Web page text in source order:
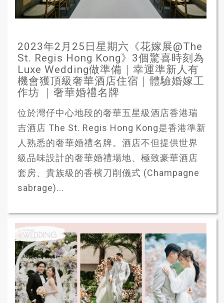
2023年2月25日星期六《花嫁展@The
St. Regis Hong Kong》3個驚喜時刻為
Luxe Wedding做準備｜幸運準新人有
機會獲頂級奢華酒店住宿｜體驗婚嫁工
作坊 ｜奢華婚禮名牌
位於灣仔中心地段的奢華五星級酒店香港瑞
吉酒店 The St. Regis Hong Kong是香港準新
人熟悉的奢華婚禮名牌。酒店不但提供世界
級品味設計的奢華婚禮場地、極致豪華酒店
套房、貴族級的香檳刀削儀式 (Champagne
sabrage)...